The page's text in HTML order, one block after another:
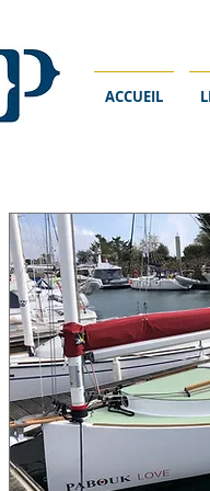
ACCUEIL